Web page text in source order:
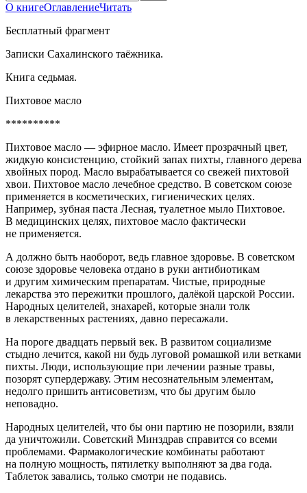
О книгеОглавлениеЧитать
Бесплатный фрагмент
Записки Сахалинского таёжника.
Книга седьмая.
Пихтовое масло
**********
Пихтовое масло — эфирное масло. Имеет прозрачный цвет,
жидкую консистенцию, стойкий запах пихты, главного дерева
хвойных пород. Масло вырабатывается со свежей пихтовой
хвои. Пихтовое масло лечебное средство. В советском союзе
применяется в косметических, гигиенических целях.
Например, зубная паста Лесная, туалетное мыло Пихтовое.
В медицинских целях, пихтовое масло фактически
не применяется.
А должно быть наоборот, ведь главное здоровье. В советском
союзе здоровье человека отдано в руки антибиотикам
и другим химическим препаратам. Чистые, природные
лекарства это пережитки прошлого, далёкой царской России.
Народных целителей, знахарей, которые знали толк
в лекарственных растениях, давно пересажали.
На пороге двадцать первый век. В развитом социализме
стыдно лечится, какой ни будь луговой ромашкой или ветками
пихты. Люди, использующие при лечении разные травы,
позорят супердержаву. Этим несознательным элементам,
недолго пришить антисоветизм, что бы другим было
неповадно.
Народных целителей, что бы они партию не позорили, взяли
да уничтожили. Советский Минздрав справится со всеми
проблемами. Фармакологические комбинаты работают
на полную мощность, пятилетку выполняют за два года.
Таблеток завались, только смотри не подавись.